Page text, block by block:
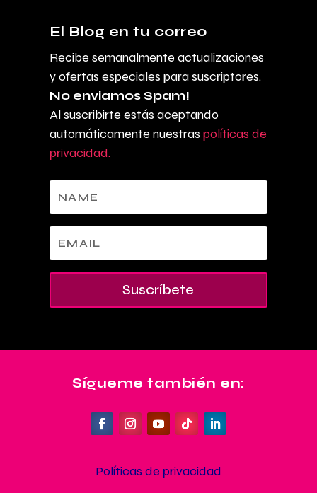
El Blog en tu correo
Recibe semanalmente actualizaciones
y ofertas especiales para suscriptores.
No enviamos Spam!
Al suscribirte estás aceptando
automáticamente nuestras políticas de
privacidad.
Suscríbete
Sígueme también en:
Políticas de privacidad